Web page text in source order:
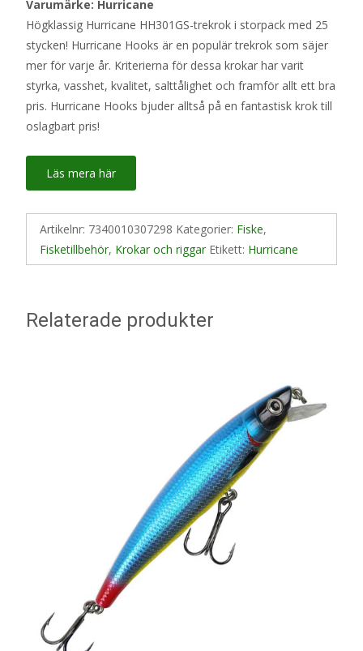
Varumärke: Hurricane
Högklassig Hurricane HH301GS-trekrok i storpack med 25
stycken! Hurricane Hooks är en populär trekrok som säjer
mer för varje år. Kriterierna för dessa krokar har varit
styrka, vasshet, kvalitet, salttålighet och framför allt ett bra
pris. Hurricane Hooks bjuder alltså på en fantastisk krok till
oslagbart pris!
Läs mera här
Artikelnr: 7340010307298 Kategorier: Fiske,
Fisketillbehör, Krokar och riggar Etikett: Hurricane
Relaterade produkter